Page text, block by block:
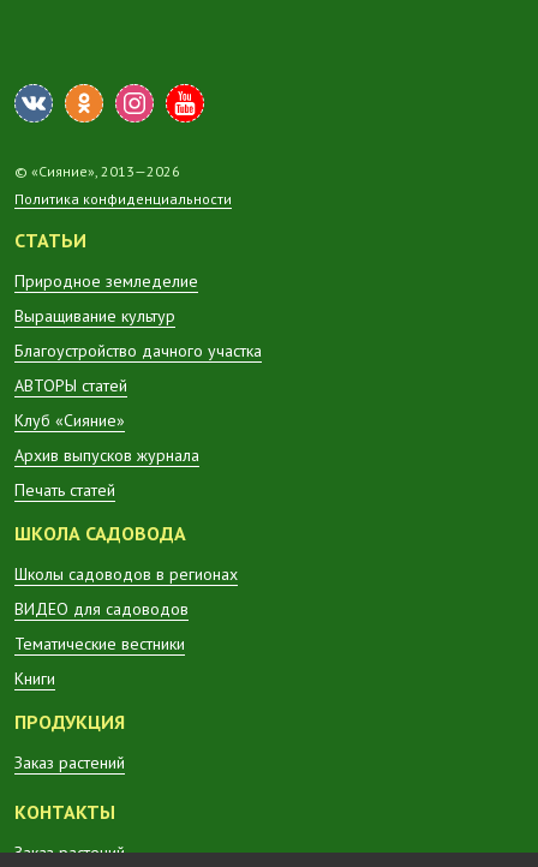
© «Сияние», 2013—2026
Политика конфиденциальности
СТАТЬИ
Природное земледелие
Выращивание культур
Благоустройство дачного участка
АВТОРЫ статей
Клуб «Сияние»
Архив выпусков журнала
Печать статей
ШКОЛА САДОВОДА
Школы садоводов в регионах
ВИДЕО для садоводов
Тематические вестники
Книги
ПРОДУКЦИЯ
Заказ растений
КОНТАКТЫ
Заказ растений